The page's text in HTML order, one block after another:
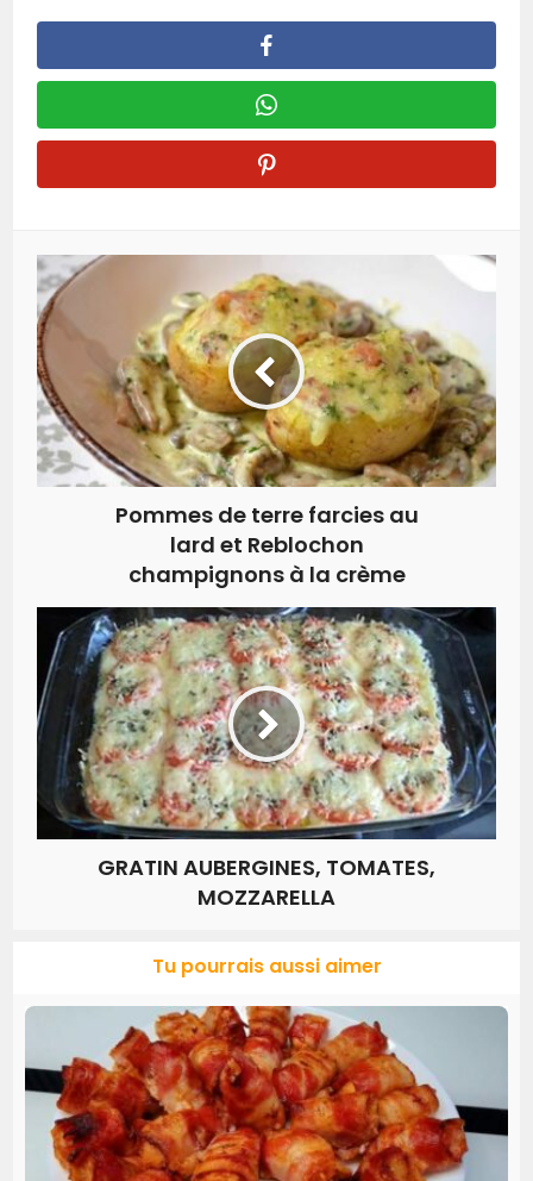
Pommes de terre farcies au
lard et Reblochon
champignons à la crème
GRATIN AUBERGINES, TOMATES,
MOZZARELLA
Tu pourrais aussi aimer